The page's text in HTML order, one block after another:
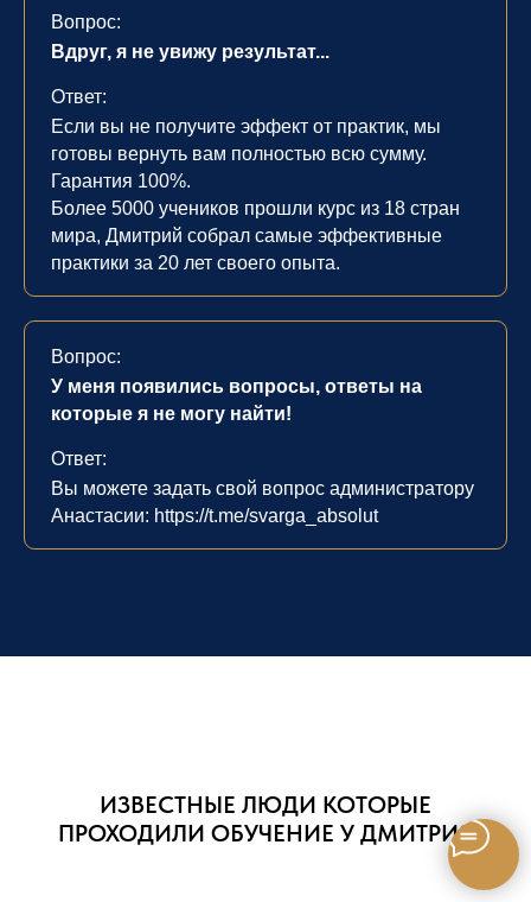
Вопрос:
Вдруг, я не увижу результат...
Ответ:
Если вы не получите эффект от практик, мы
готовы вернуть вам полностью всю сумму.
Гарантия 100%.
Более 5000 учеников прошли курс из 18 стран
мира, Дмитрий собрал самые эффективные
практики за 20 лет своего опыта.
Вопрос:
У меня появились вопросы, ответы на
которые я не могу найти!
Ответ:
Вы можете задать свой вопрос администратору
Анастасии: https://t.me/svarga_absolut
ИЗВЕСТНЫЕ ЛЮДИ КОТОРЫЕ
ПРОХОДИЛИ ОБУЧЕНИЕ У ДМИТРИЯ